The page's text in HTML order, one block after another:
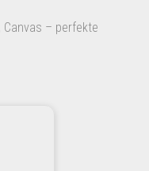
Canvas – perfekte